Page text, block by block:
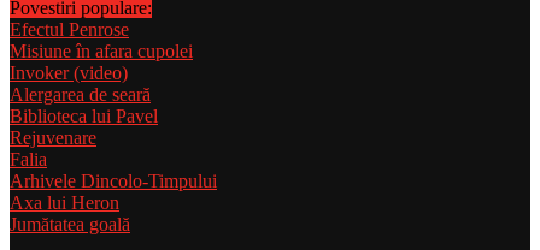
Povestiri populare:
Efectul Penrose
Misiune în afara cupolei
Invoker (video)
Alergarea de seară
Biblioteca lui Pavel
Rejuvenare
Falia
Arhivele Dincolo-Timpului
Axa lui Heron
Jumătatea goală